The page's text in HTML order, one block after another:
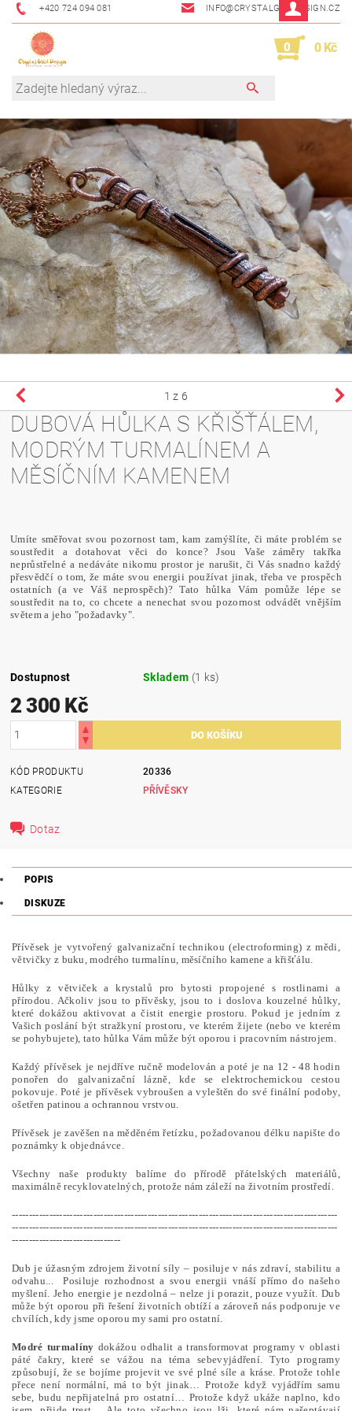
+420 724 094 081 INFO@CRYSTALGRIDDESIGN.CZ
0 0 Kč
1 z 6
DUBOVÁ HŮLKA S KŘIŠŤÁLEM,
MODRÝM TURMALÍNEM A
MĚSÍČNÍM KAMENEM
Umíte směřovat svou pozornost tam, kam zamýšlíte, či máte problém se
soustředit a dotahovat věci do konce? Jsou Vaše záměry takřka
neprůstřelné a nedáváte nikomu prostor je narušit, či Vás snadno každý
přesvědčí o tom, že máte svou energii používat jinak, třeba ve prospěch
ostatních (a ve Váš neprospěch)? Tato hůlka Vám pomůže lépe se
soustředit na to, co chcete a nenechat svou pozornost odvádět vnějším
světem a jeho "požadavky".
Dostupnost Skladem (1 ks)
2 300 Kč
KÓD PRODUKTU
20336
KATEGORIE
PŘÍVĚSKY
Dotaz
POPIS
DISKUZE
Přívěsek je vytvořený galvanizační technikou (electroforming) z mědi,
větvičky z buku, modrého turmalínu, měsíčního kamene a křišťálu.
Hůlky z větviček a krystalů pro bytosti propojené s rostlinami a
přírodou. Ačkoliv jsou to přívěsky, jsou to i doslova kouzelné hůlky,
které dokážou aktivovat a čistit energie prostoru. Pokud je jedním z
Vašich poslání být stražkyní prostoru, ve kterém žijete (nebo ve kterém
se pohybujete), tato hůlka Vám může být oporou i pracovním nástrojem.
Každý přívěsek je nejdříve ručně modelován a poté je na 12 - 48 hodin
ponořen do galvanizační lázně, kde se elektrochemickou cestou
pokovuje. Poté je přívěsek vybroušen a vyleštěn do své finální podoby,
ošetřen patinou a ochrannou vrstvou.
Přívěsek je zavěšen na měděném řetízku, požadovanou délku napište do
poznámky k objednávce.
Všechny naše produkty balíme do přírodě přátelských materiálů,
maximálně recyklovatelných, protože nám záleží na životním prostředí.
------------------------------------------------------------------------------------------------
------------------------------------------------------------------------------------------------
--------------------------------
Dub je úžasným zdrojem životní síly – posiluje v nás zdraví, stabilitu a
odvahu... Posiluje rozhodnost a svou energii vnáší přímo do našeho
myšlení. Jeho energie je nezdolná – nelze ji porazit, pouze využít. Dub
může být oporou při řešení životních obtíží a zároveň nás podporuje ve
chvílích, kdy jsme oporou my sami pro ostatní.
Modré turmalíny dokážou odhalit a transformovat programy v oblasti
páté čakry, které se vážou na téma sebevyjádření. Tyto programy
způsobují, že se bojíme projevit ve své plné síle a kráse. Protože tohle
přece není normální, má to být jinak… Protože když vyjádřím samu
sebe, budu nepřijatelná pro ostatní… Protože když ukáže naplno, kdo